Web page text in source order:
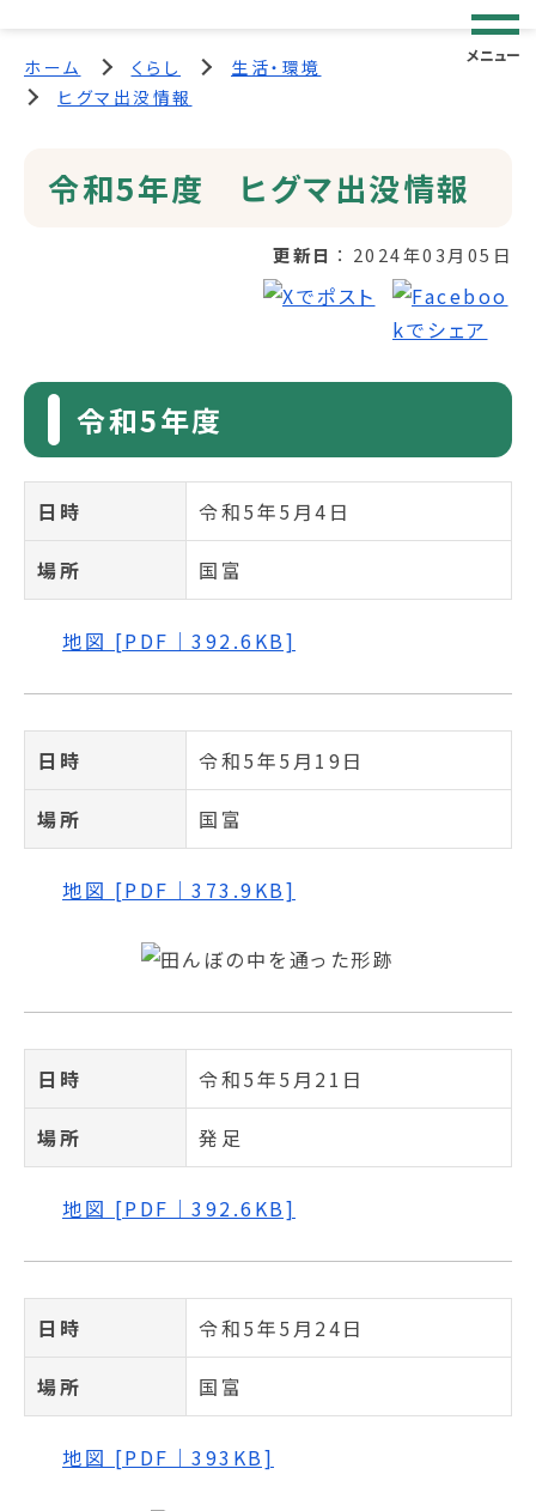
メニュー
ホーム くらし
生活・環境
ヒグマ出没情報
令和5年度 ヒグマ出没情報
更新日 2024年03月05日
令和5年度
日時 令和5年5月4日
場所 国富
地図 [PDF｜392.6KB]
日時 令和5年5月19日
場所 国富
地図 [PDF｜373.9KB]
日時 令和5年5月21日
場所 発足
地図 [PDF｜392.6KB]
日時 令和5年5月24日
場所 国富
地図 [PDF｜393KB]